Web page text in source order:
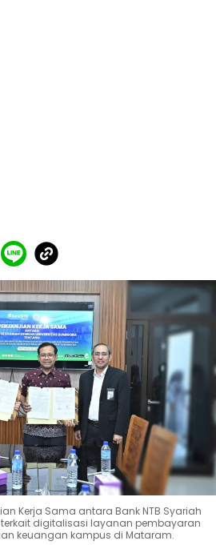
Kerja Sama antara Bank NTB Syariah
digitalisasi layanan pembayaran
keuangan kampus di Mataram.